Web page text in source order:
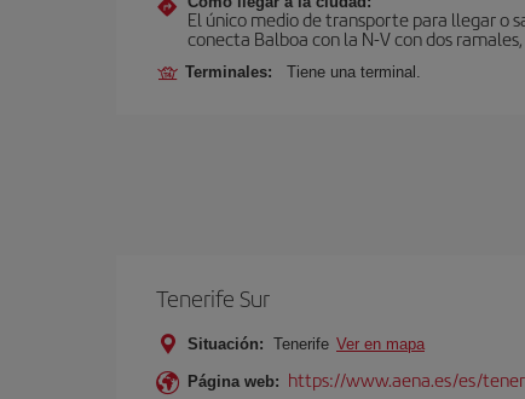
El único medio de transporte para llegar o
conecta Balboa con la N-V con dos
Terminales: Tiene una terminal.
Tenerife Sur
Situación: Tenerife Ver en mapa
Página web: https://www.aena.es/es/